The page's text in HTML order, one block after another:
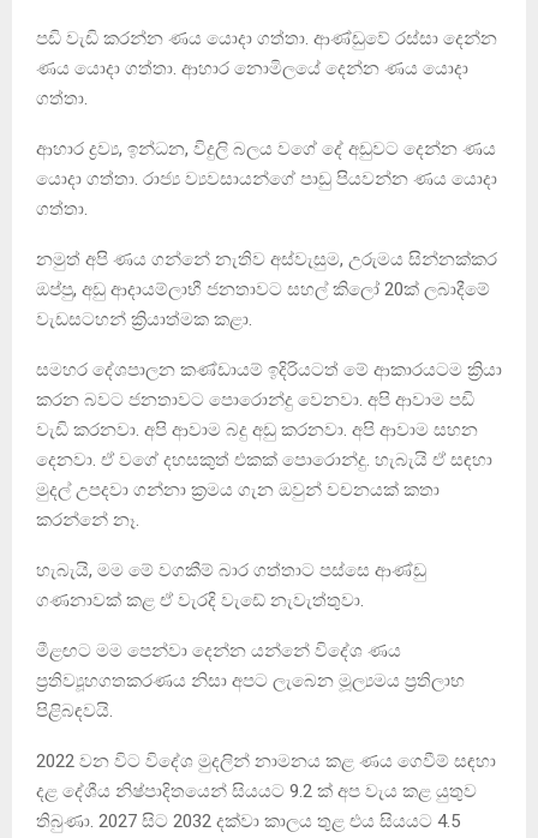
පඩි වැඩි කරන්න ණය යොදා ගත්තා. ආණ්ඩුවේ රස්සා දෙන්න
ණය යොදා ගත්තා. ආහාර නොමිලයේ දෙන්න ණය යොදා
ගත්තා.
ආහාර ද්‍රව්‍ය, ඉන්ධන, විදුලි බලය වගේ දේ අඩුවට දෙන්න ණය
යොදා ගත්තා. රාජ්‍ය ව්‍යවසායන්ගේ පාඩු පියවන්න ණය යොදා
ගත්තා.
නමුත් අපි ණය ගන්නේ නැතිව අස්වැසුම, උරුමය සින්නක්කර
ඔප්පු, අඩු ආදායම්ලාභී ජනතාවට සහල් කිලෝ 20ක් ලබාදීමේ
වැඩසටහන් ක්‍රියාත්මක කළා.
සමහර දේශපාලන කණ්ඩායම් ඉදිරියටත් මේ ආකාරයටම ක්‍රියා
කරන බවට ජනතාවට පොරොන්දු වෙනවා. අපි ආවාම පඩි
වැඩි කරනවා. අපි ආවාම බදු අඩු කරනවා. අපි ආවාම සහන
දෙනවා. ඒ වගේ දහසකුත් එකක් පොරොන්දු. හැබැයි ඒ සඳහා
මුදල් උපදවා ගන්නා ක්‍රමය ගැන ඔවුන් වචනයක් කතා
කරන්නේ නෑ.
හැබැයි, මම මේ වගකීම් බාර ගත්තාට පස්සෙ ආණ්ඩු
ගණනාවක් කළ ඒ වැරදි වැඩේ නැවැත්තුවා.
මීළඟට මම පෙන්වා දෙන්න යන්නේ විදේශ ණය
ප්‍රතිව්‍යූහගතකරණය නිසා අපට ලැබෙන මූල්‍යමය ප්‍රතිලාභ
පිළිබඳවයි.
2022 වන විට විදේශ මුදලින් නාමනය කළ ණය ගෙවීම් සඳහා
දළ දේශීය නිෂ්පාදිතයෙන් සියයට 9.2 ක් අප වැය කළ යුතුව
තිබුණා. 2027 සිට 2032 දක්වා කාලය තුළ එය සියයට 4.5